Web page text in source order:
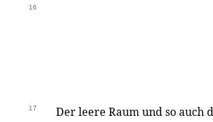
16
17 Der leere Raum und so auch